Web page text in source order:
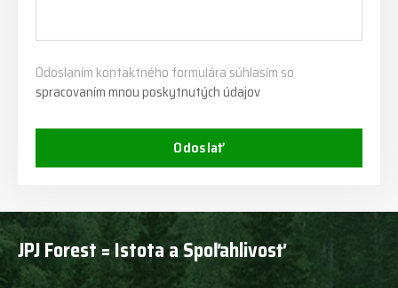
Odoslaním kontaktného formulára súhlasím so
spracovaním mnou poskytnutých údajov
Odoslať
JPJ Forest = Istota a Spoľahlivosť